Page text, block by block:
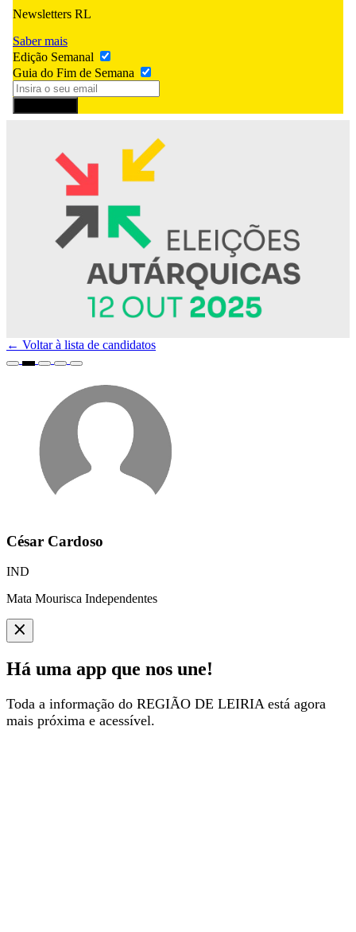
Newsletters RL
Saber mais
Edição Semanal
Guia do Fim de Semana
← Voltar à lista de candidatos
César Cardoso
IND
Mata Mourisca Independentes
Há uma app que nos une!
Toda a informação do REGIÃO DE LEIRIA está agora
mais próxima e acessível.